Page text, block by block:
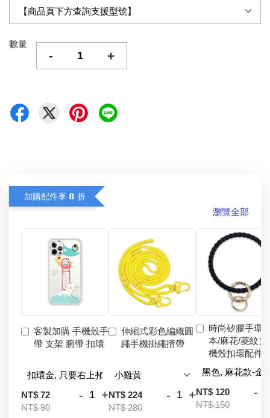
數量
- +
加購配件享 𝟴 折
瀏覽全部
客製加購 手機殼手
帶 支架 腕帶 扣環
NT$ 72
NT$ 90
- +
伸縮式彩色編織圓
繩手機掛繩揹帶
NT$ 224
NT$ 280
- +
時尚矽膠手環
本/麻花/菱紋）
機殼扣環配件
NT$ 120
NT$ 150
-